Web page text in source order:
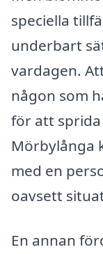
speciella
underbart
vardagen.
någon som
för att
Mörbylånga
med en
oavsett
En annan